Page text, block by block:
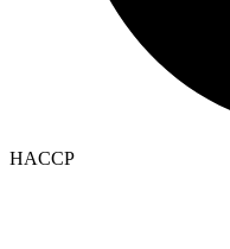
HACCP